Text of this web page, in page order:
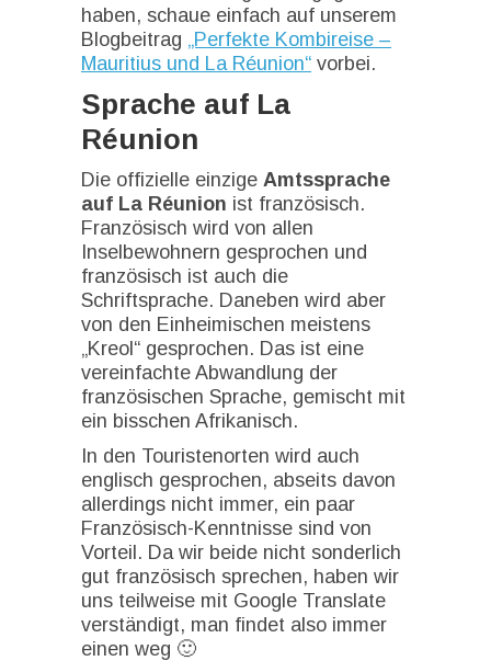
haben, schaue einfach auf unserem
Blogbeitrag „Perfekte Kombireise –
Mauritius und La Réunion“ vorbei.
Sprache auf La
Réunion
Die offizielle einzige Amtssprache
auf La Réunion ist französisch.
Französisch wird von allen
Inselbewohnern gesprochen und
französisch ist auch die
Schriftsprache. Daneben wird aber
von den Einheimischen meistens
„Kreol“ gesprochen. Das ist eine
vereinfachte Abwandlung der
französischen Sprache, gemischt mit
ein bisschen Afrikanisch.
In den Touristenorten wird auch
englisch gesprochen, abseits davon
allerdings nicht immer, ein paar
Französisch-Kenntnisse sind von
Vorteil. Da wir beide nicht sonderlich
gut französisch sprechen, haben wir
uns teilweise mit Google Translate
verständigt, man findet also immer
einen weg 🙂